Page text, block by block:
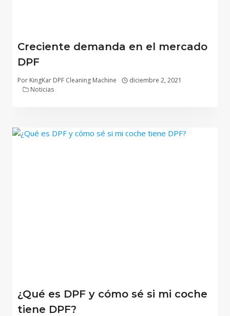
Creciente demanda en el mercado
DPF
Por KingKar DPF Cleaning Machine
diciembre 2, 2021
Noticias
¿Qué es DPF y cómo sé si mi coche
tiene DPF?